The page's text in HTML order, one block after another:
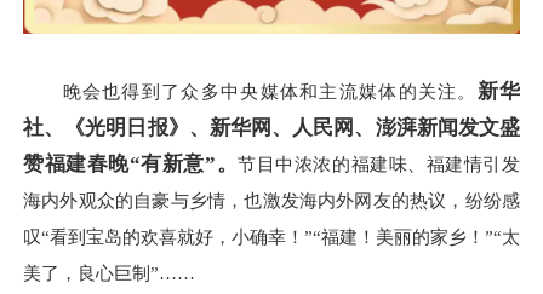
晚会也得到了众多中央媒体和主流媒体的关注。 新华
社、
《光明日报》 、新华网、人民网、澎湃新闻发文盛
赞福建春晚“有新意”。节目中浓浓的福建味、福建情引发
海内外观众的自豪与乡情，也激发海内外网友的热议，纷纷感
叹“看到宝岛的欢喜就好，小确幸！”“福建！美丽的家乡！”“太
美了，良心巨制”……